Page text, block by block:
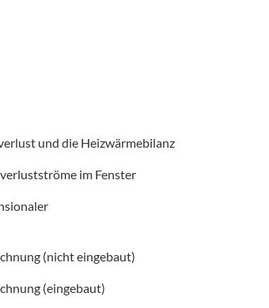
und die Heizwärmebilanz
im Fenster
(nicht eingebaut)
(eingebaut)